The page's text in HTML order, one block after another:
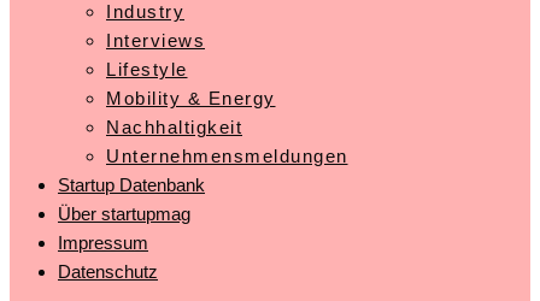
Industry
Interviews
Lifestyle
Mobility & Energy
Nachhaltigkeit
Unternehmensmeldungen
Startup Datenbank
Über startupmag
Impressum
Datenschutz